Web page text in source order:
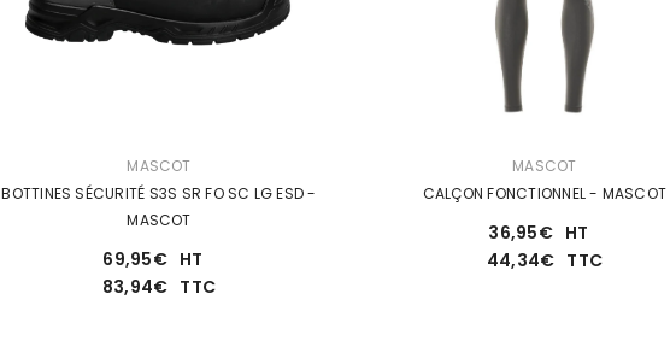
AVS
MASCOT
BOTTINES SÉCURITÉ S3S SR FO SC LG ESD -
MASCOT
69,95€ HT
83,94€ TTC
MASCOT
CALÇON FONCTIONNEL - MASCOT
36,95€ HT
44,34€ TTC